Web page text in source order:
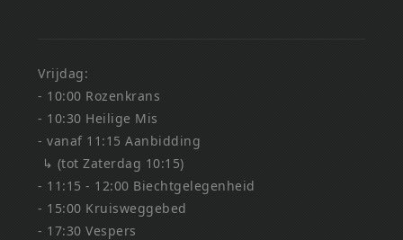
Vrijdag:
- 10:00 Rozenkrans
- 10:30 Heilige Mis
- vanaf 11:15 Aanbidding
↳ (tot Zaterdag 10:15)
- 11:15 - 12:00 Biechtgelegenheid
- 15:00 Kruisweggebed
- 17:30 Vespers